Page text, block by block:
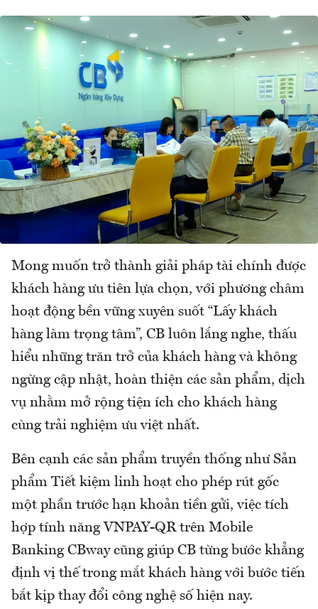
Mong muốn trở thành giải pháp tài chính được
khách hàng ưu tiên lựa chọn, với phương châm
hoạt động bền vững xuyên suốt “Lấy khách
hàng làm trọng tâm”, CB luôn lắng nghe, thấu
hiểu những trăn trở của khách hàng và không
ngừng cập nhật, hoàn thiện các sản phẩm, dịch
vụ nhằm mở rộng tiện ích cho khách hàng
cùng trải nghiệm ưu việt nhất.
Bên cạnh các sản phẩm truyền thống như Sản
phẩm Tiết kiệm linh hoạt cho phép rút gốc
một phần trước hạn khoản tiền gửi, việc tích
hợp tính năng VNPAY-QR trên Mobile
Banking CBway cũng giúp CB từng bước khẳng
định vị thế trong mắt khách hàng với bước tiến
bắt kịp thay đổi công nghệ số hiện nay.